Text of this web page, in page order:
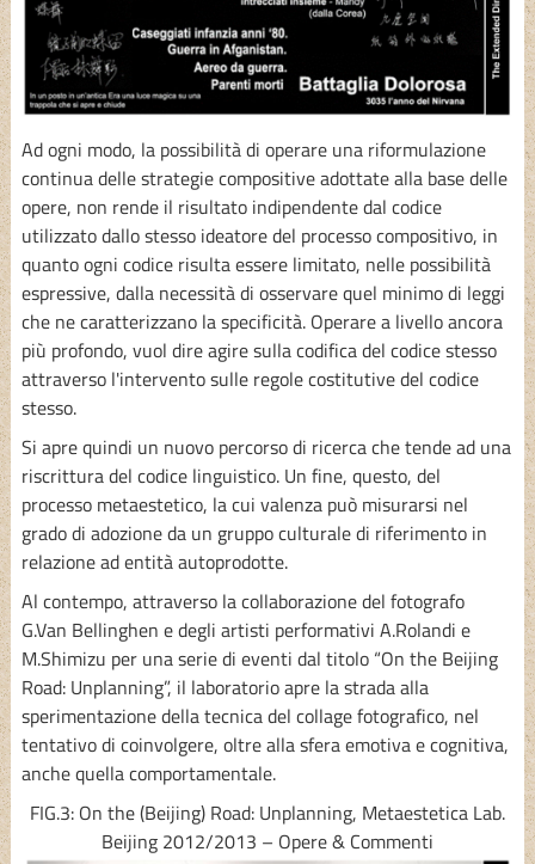
Ad ogni modo, la possibilità di operare una riformulazione
continua delle strategie compositive adottate alla base delle
opere, non rende il risultato indipendente dal codice
utilizzato dallo stesso ideatore del processo compositivo, in
quanto ogni codice risulta essere limitato, nelle possibilità
espressive, dalla necessità di osservare quel minimo di leggi
che ne caratterizzano la specificità. Operare a livello ancora
più profondo, vuol dire agire sulla codifica del codice stesso
attraverso l'intervento sulle regole costitutive del codice
stesso.
Si apre quindi un nuovo percorso di ricerca che tende ad una
riscrittura del codice linguistico. Un fine, questo, del
processo metaestetico, la cui valenza può misurarsi nel
grado di adozione da un gruppo culturale di riferimento in
relazione ad entità autoprodotte.
Al contempo, attraverso la collaborazione del fotografo
G.Van Bellinghen e degli artisti performativi A.Rolandi e
M.Shimizu per una serie di eventi dal titolo “On the Beijing
Road: Unplanning”, il laboratorio apre la strada alla
sperimentazione della tecnica del collage fotografico, nel
tentativo di coinvolgere, oltre alla sfera emotiva e cognitiva,
anche quella comportamentale.
FIG.3: On the (Beijing) Road: Unplanning, Metaestetica Lab.
Beijing 2012/2013 – Opere & Commenti